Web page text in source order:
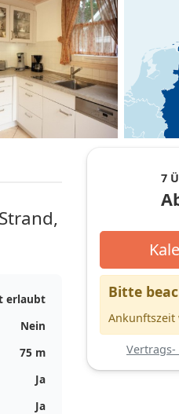
erlaubt
Nein
75 m
Ja
Ja
7
Bitte
Ankunftszeit